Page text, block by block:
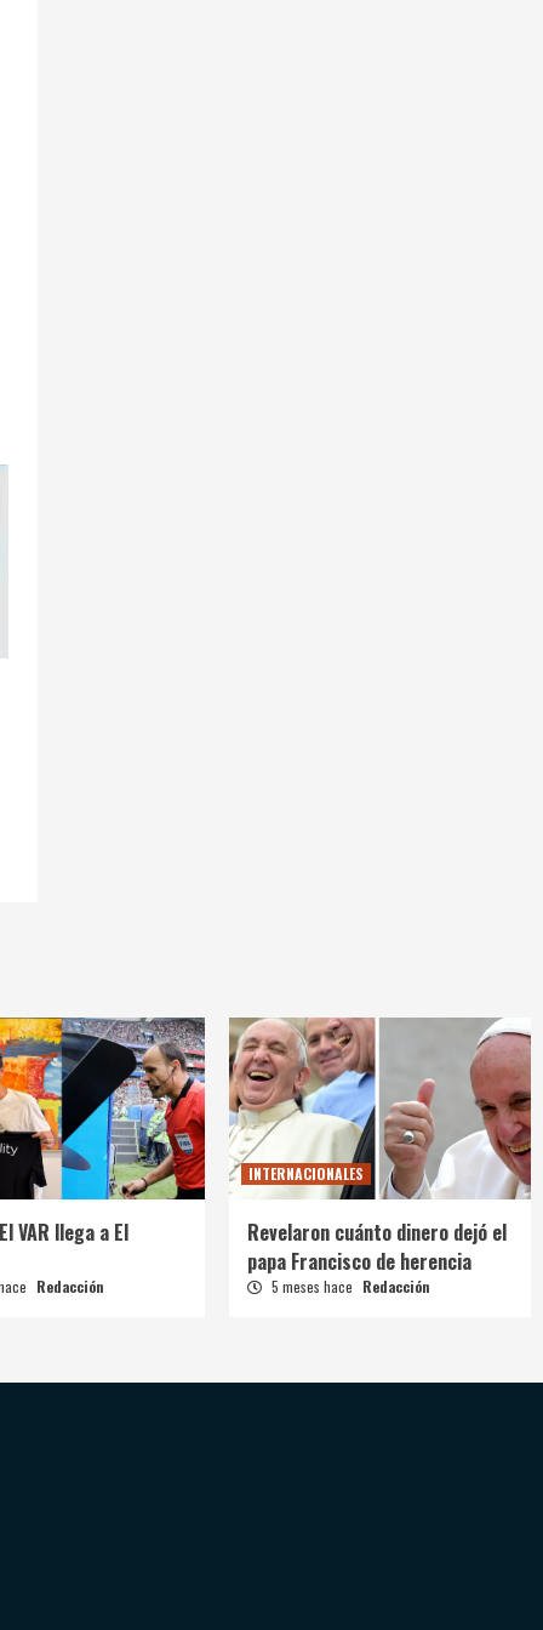
VAR llega a El
Redacción
INTERNACIONALES
Revelaron cuánto dinero dejó el
papa Francisco de herencia
5 meses hace Redacción